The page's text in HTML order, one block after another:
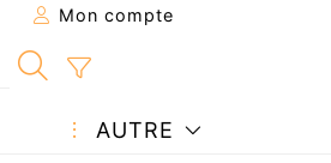
Mon compte
AUTRE